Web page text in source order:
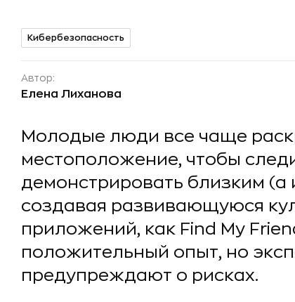
Кибербезопасность
Автор:
Елена Лиханова
Молодые люди все чаще
местоположение, чтобы
демонстрировать близким
создавая развивающуюся
приложений, как Find My
положительный опыт, но
предупреждают о рисках.